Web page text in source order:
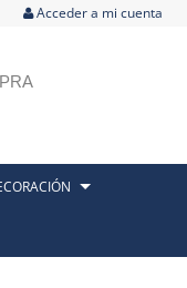
Acceder a mi cuenta